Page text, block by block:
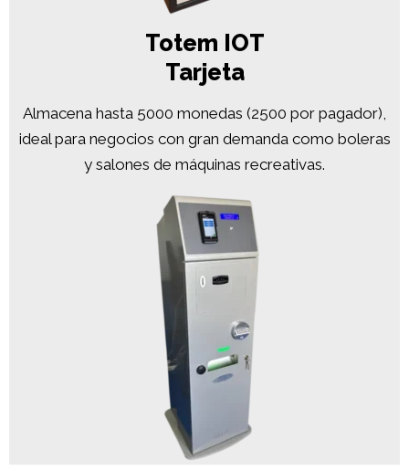
Totem IOT
Tarjeta
Almacena hasta 5000 monedas (2500 por pagador),
ideal para negocios con gran demanda como boleras
y salones de máquinas recreativas.